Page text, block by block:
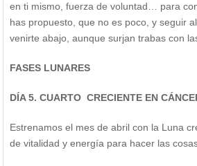
en ti mismo, fuerza de voluntad… para
has propuesto, que no es poco, y seguir
venirte abajo, aunque surjan trabas con
FASES LUNARES
DÍA 5. CUARTO CRECIENTE EN
Estrenamos el mes de abril con la Luna
de vitalidad y energía para hacer las